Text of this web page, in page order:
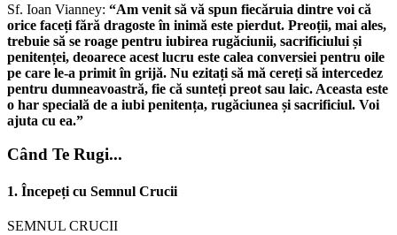
Sf. Ioan Vianney: “Am venit să vă spun fiecăruia dintre voi că
orice faceți fără dragoste în inimă este pierdut. Preoții, mai ales,
trebuie să se roage pentru iubirea rugăciunii, sacrificiului și
penitenței, deoarece acest lucru este calea conversiei pentru oile
pe care le-a primit în grijă. Nu ezitați să mă cereți să intercedez
pentru dumneavoastră, fie că sunteți preot sau laic. Aceasta este
o har specială de a iubi penitența, rugăciunea și sacrificiul. Voi
ajuta cu ea.”
Când Te Rugi...
1. Începeți cu Semnul Crucii
SEMNUL CRUCII